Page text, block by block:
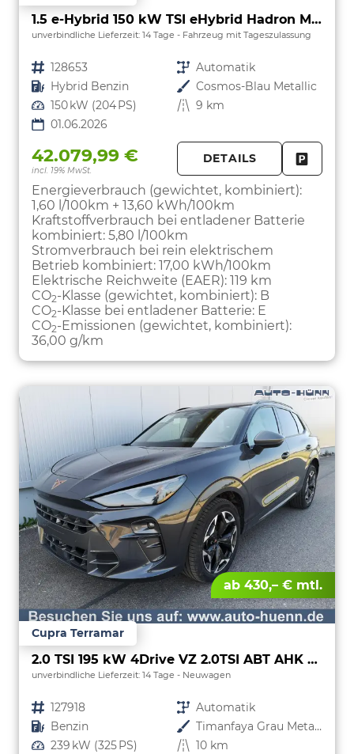
1.5 e-Hybrid 150 kW TSI eHybrid Hadron Matrix Keyless
unverbindliche Lieferzeit: 14 Tage Fahrzeug mit Tageszulassung
Fahrzeugnr. 128653 Getriebe Automatik
Kraftstoff Hybrid Benzin Außenfarbe Cosmos-Blau Metallic
Leistung 150 kW (204 PS) Kilometerstand 9 km
01.06.2026
42.079,99 €
incl. 19% MwSt.
DETAILS
Energieverbrauch (gewichtet, kombiniert):
1,60 l/100km + 13,60 kWh/100km
Kraftstoffverbrauch bei entladener Batterie
kombiniert: 5,80 l/100km
Stromverbrauch bei rein elektrischem
Betrieb kombiniert: 17,00 kWh/100km
Elektrische Reichweite (EAER): 119 km
CO2-Klasse (gewichtet, kombiniert): B
CO2-Klasse bei entladener Batterie: E
CO2-Emissionen (gewichtet, kombiniert):
36,00 g/km
ab 430,– € mtl.
Cupra Terramar
2.0 TSI 195 kW 4Drive VZ 2.0TSI ABT AHK ACC el. Hk Pano
unverbindliche Lieferzeit: 14 Tage Neuwagen
Fahrzeugnr. 127918 Getriebe Automatik
Kraftstoff Benzin Außenfarbe
Timanfaya Grau Metallic
Leistung 239 kW (325 PS) Kilometerstand 10 km